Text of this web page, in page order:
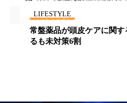
LIFESTYLE
常盤薬品が頭皮ケアに関す
るも未対策6割